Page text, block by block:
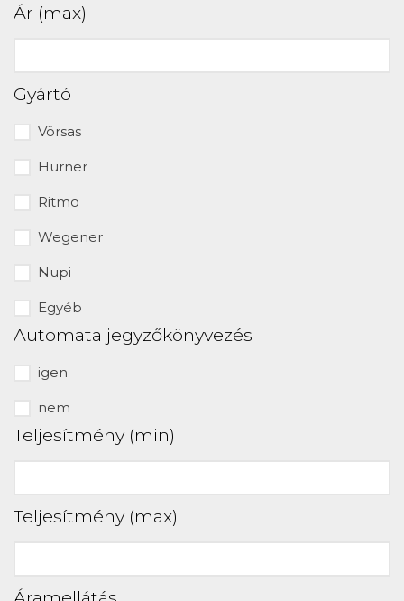
Ár (max)
Gyártó
Vörsas
Hürner
Ritmo
Wegener
Nupi
Egyéb
Automata jegyzőkönyvezés
igen
nem
Teljesítmény (min)
Teljesítmény (max)